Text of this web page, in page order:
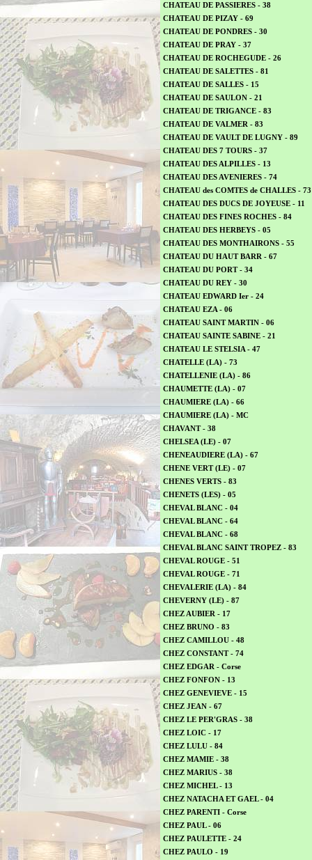
CHATEAU DE PASSIERES - 38
CHATEAU DE PIZAY - 69
CHATEAU DE PONDRES - 30
CHATEAU DE PRAY - 37
CHATEAU DE ROCHEGUDE - 26
CHATEAU DE SALETTES - 81
CHATEAU DE SALLES - 15
CHATEAU DE SAULON - 21
CHATEAU DE TRIGANCE - 83
CHATEAU DE VALMER - 83
CHATEAU DE VAULT DE LUGNY - 89
CHATEAU DES 7 TOURS - 37
CHATEAU DES ALPILLES - 13
CHATEAU DES AVENIERES - 74
CHATEAU des COMTES de CHALLES - 73
CHATEAU DES DUCS DE JOYEUSE - 11
CHATEAU DES FINES ROCHES - 84
CHATEAU DES HERBEYS - 05
CHATEAU DES MONTHAIRONS - 55
CHATEAU DU HAUT BARR - 67
CHATEAU DU PORT - 34
CHATEAU DU REY - 30
CHATEAU EDWARD Ier - 24
CHATEAU EZA - 06
CHATEAU SAINT MARTIN - 06
CHATEAU SAINTE SABINE - 21
CHATEAU LE STELSIA - 47
CHATELLE (LA) - 73
CHATELLENIE (LA) - 86
CHAUMETTE (LA) - 07
CHAUMIERE (LA) - 66
CHAUMIERE (LA) - MC
CHAVANT - 38
CHELSEA (LE) - 07
CHENEAUDIERE (LA) - 67
CHENE VERT (LE) - 07
CHENES VERTS - 83
CHENETS (LES) - 05
CHEVAL BLANC - 04
CHEVAL BLANC - 64
CHEVAL BLANC - 68
CHEVAL BLANC SAINT TROPEZ - 83
CHEVAL ROUGE - 51
CHEVAL ROUGE - 71
CHEVALERIE (LA) - 84
CHEVERNY (LE) - 87
CHEZ AUBIER - 17
CHEZ BRUNO - 83
CHEZ CAMILLOU - 48
CHEZ CONSTANT - 74
CHEZ EDGAR - Corse
CHEZ FONFON - 13
CHEZ GENEVIEVE - 15
CHEZ JEAN - 67
CHEZ LE PER'GRAS - 38
CHEZ LOIC - 17
CHEZ LULU - 84
CHEZ MAMIE - 38
CHEZ MARIUS - 38
CHEZ MICHEL - 13
CHEZ NATACHA ET GAEL - 04
CHEZ PARENTI - Corse
CHEZ PAUL - 06
CHEZ PAULETTE - 24
CHEZ PAULO - 19